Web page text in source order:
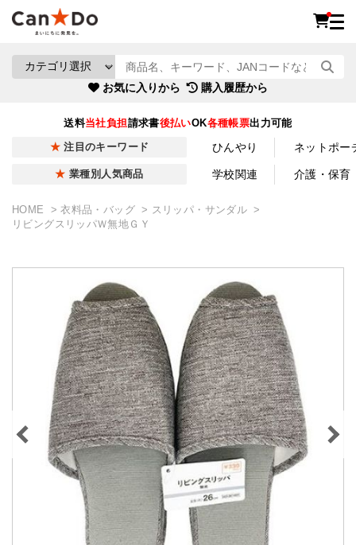
お気に入りから 購入履歴から
送料当社負担請求書後払いOK各種帳票出力可能
注目のキーワード ひんやり ネットポー
業種別人気商品 学校関連 介護・保育
HOME 衣料品・バッグ
スリッパ・サンダル
リビングスリッパＷ無地ＧＹ